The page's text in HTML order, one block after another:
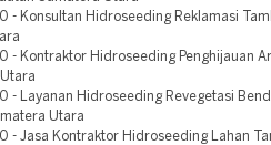
- Konsultan Hidroseeding Reklamasi
- Kontraktor Hidroseeding Penghijauan
- Layanan Hidroseeding Revegetasi
Utara
- Jasa Kontraktor Hidroseeding Lahan